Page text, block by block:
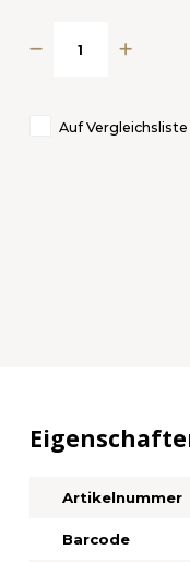
Auf
Artikelnummer
Barcode